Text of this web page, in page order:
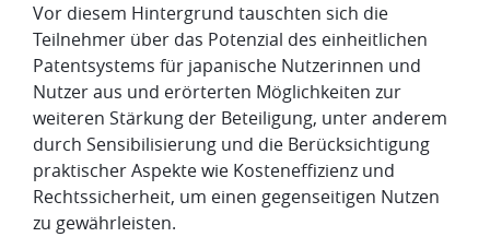
Vor diesem Hintergrund tauschten sich die
Teilnehmer über das Potenzial des einheitlichen
Patentsystems für japanische Nutzerinnen und
Nutzer aus und erörterten Möglichkeiten zur
weiteren Stärkung der Beteiligung, unter anderem
durch Sensibilisierung und die Berücksichtigung
praktischer Aspekte wie Kosteneffizienz und
Rechtssicherheit, um einen gegenseitigen Nutzen
zu gewährleisten.